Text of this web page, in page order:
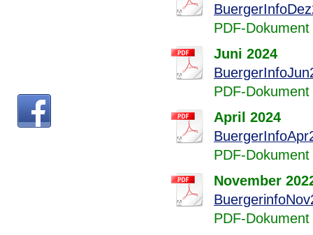
PDF-
Juni 2024
PDF-
April 2024
PDF-
November
PDF-